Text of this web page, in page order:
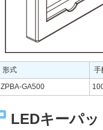
形式
手
ZPBA-GA500
LEDキーパ